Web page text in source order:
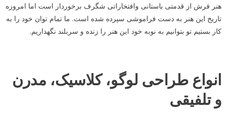
هنر فرش از قدمتی باستانی وافتخاراتی شگرف برخوردار است اما امروزه
تاریخ این هنر به دست فراموشی سپرده شده است. ما تمام توان خود را به
کار بستیم تو بتوانیم به نوبه خود این هنر را زنده و سربلند نگهداریم.
انواع طراحی لوگو، کلاسیک، مدرن
و تلفیقی